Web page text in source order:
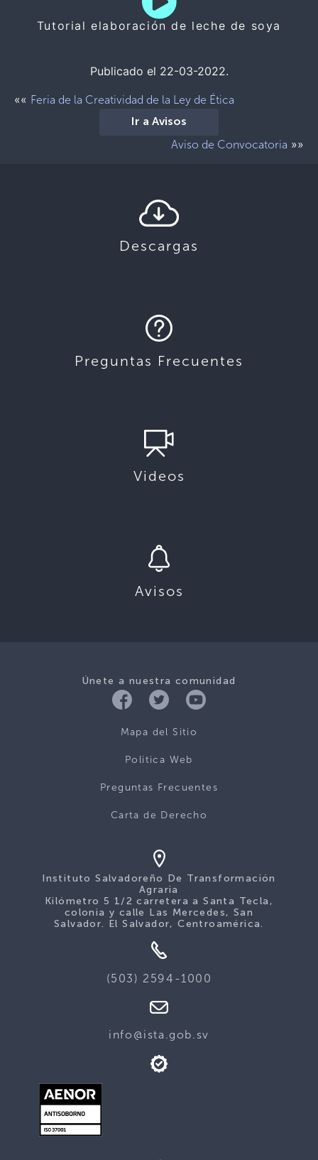
Tutorial elaboración de leche de soya
Publicado el 22-03-2022.
«« Feria de la Creatividad de la Ley de Ética
Ir a Avisos
Aviso de Convocatoria »»
Descargas
Preguntas Frecuentes
Videos
Avisos
Únete a nuestra comunidad
Mapa del Sitio
Politica Web
Preguntas Frecuentes
Carta de Derecho
Instituto Salvadoreño De Transformación
Agraria
Kilómetro 5 1/2 carretera a Santa Tecla,
colonia y calle Las Mercedes, San
Salvador. El Salvador, Centroamérica.
(503) 2594-1000
info@ista.gob.sv